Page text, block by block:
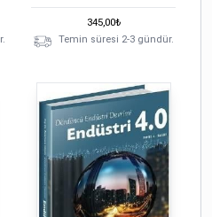
345,00₺
Temin süresi 2-3 gündür.